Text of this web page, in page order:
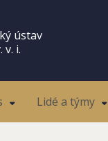
ústav
v. i.
Lidé a týmy